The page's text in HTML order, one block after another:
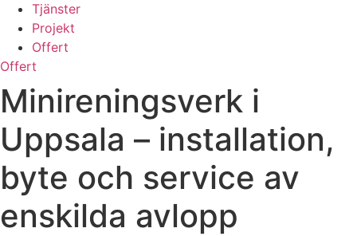
Tjänster
Projekt
Offert
Offert
Minireningsverk i
Uppsala – installation,
byte och service av
enskilda avlopp